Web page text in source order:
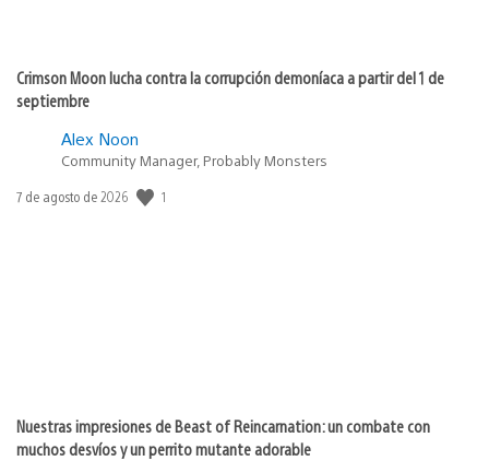
Crimson Moon lucha contra la corrupción demoníaca a partir del 1 de
septiembre
Alex Noon
Community Manager, Probably Monsters
Fecha
7 de agosto de 2026 1
Nuestras impresiones de Beast of Reincarnation: un combate con
muchos desvíos y un perrito mutante adorable